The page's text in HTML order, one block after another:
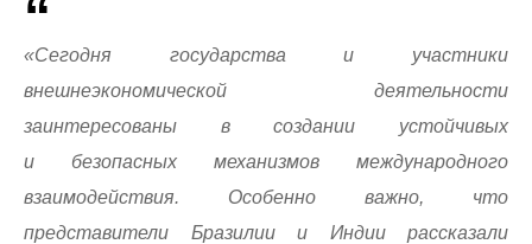
«Сегодня государства и участники
внешнеэкономической деятельности
заинтересованы в создании устойчивых
и безопасных механизмов международного
взаимодействия. Особенно важно, что
представители Бразилии и Индии рассказали